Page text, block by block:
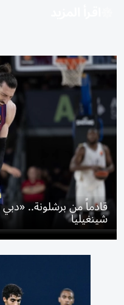
قادماً من برشلونة.. «دبي
شينغيليا